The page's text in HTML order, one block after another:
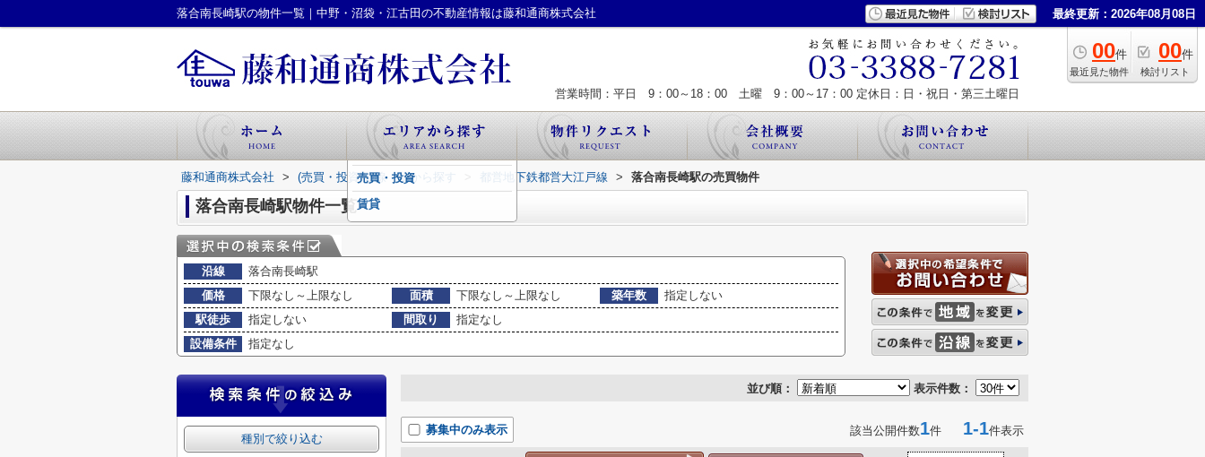
落合南長崎駅の物件一覧｜中野・沼袋・江古田の不動産情報は藤和通商株式会社 最終更新：2026年08月08日
00件
最近見た物件
00件
検討リスト
営業時間：平日 9：00～18：00 土曜 9：00～17：00 定休日：日・祝日・第三土曜日
売買・投資
賃貸
藤和通商株式会社 > (売買・投資)路線・駅から探す 都営地下鉄都営大江戸線 > 落合南長崎駅の売買物件
落合南長崎駅物件一覧
沿線
落合南長崎駅
価格
下限なし～上限なし 面積 下限なし～上限なし 築年数
指定しない
駅徒歩
指定しない 間取り
指定なし
設備条件
指定なし
並び順： 表示件数：
募集中のみ表示 該当公開件数1件 1-1件表示
種別で絞り込む